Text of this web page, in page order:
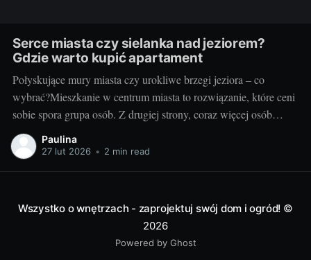
Serce miasta czy sielanka nad jeziorem?
Gdzie warto kupić apartament
Połyskujące mury miasta czy urokliwe brzegi jeziora – co
wybrać?Mieszkanie w centrum miasta to rozwiązanie, które ceni
sobie spora grupa osób. Z drugiej strony, coraz więcej osób
pragnie uciec od miejskiego zgiełku w stronę ciszy, spokoju i
bliskości z naturą, na przykład mieszkając nad jeziorem. Wiele
Paulina
27 lut 2026 • 2 min read
Wszystko o wnętrzach - zaprojektuj swój dom i ogród! ©
2026
Powered by Ghost